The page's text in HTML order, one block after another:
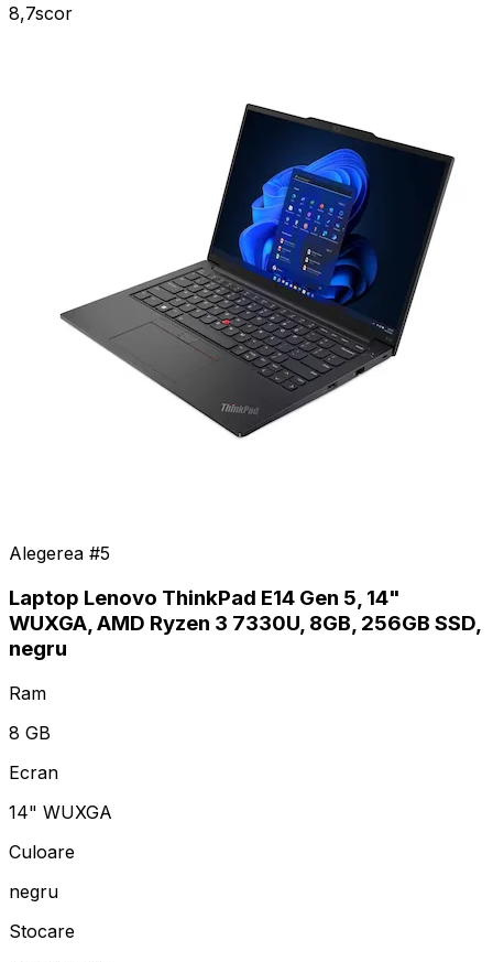
8,7scor
Alegerea #5
Laptop Lenovo ThinkPad E14 Gen 5, 14"
WUXGA, AMD Ryzen 3 7330U, 8GB, 256GB SSD,
negru
Ram
8 GB
Ecran
14" WUXGA
Culoare
negru
Stocare